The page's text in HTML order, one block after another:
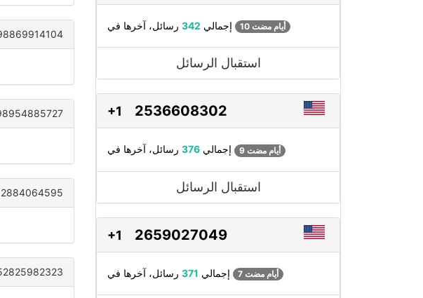
إجمالي 342 10 أيام مضت
استقبال الرسائل
+1 2536608302
إجمالي 376 9 أيام مضت
استقبال الرسائل
+1 2659027049
إجمالي 371 7 أيام مضت